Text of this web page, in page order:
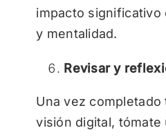
impacto significativo
y mentalidad.
Revisar y
Una vez
visión digital, tómate